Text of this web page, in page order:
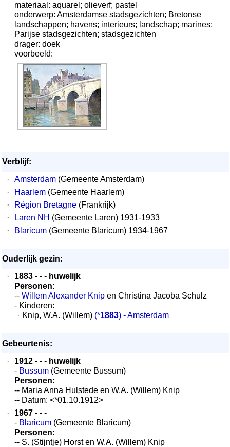
materiaal: aquarel; olieverf; pastel
onderwerp: Amsterdamse stadsgezichten; Bretonse
landschappen; havens; interieurs; landschap; marines;
Parijse stadsgezichten; stadsgezichten
drager: doek
voorbeeld:
Verblijf:
·
Amsterdam (Gemeente Amsterdam)
·
Haarlem (Gemeente Haarlem)
·
Région Bretagne (Frankrijk)
·
Laren NH (Gemeente Laren) 1931-1933
·
Blaricum (Gemeente Blaricum) 1934-1967
Ouderlijk gezin:
·
1883 - - - huwelijk
Personen:
-- Willem Alexander Knip en Christina Jacoba Schulz
- Kinderen:
· Knip, W.A. (Willem) (*1883) - Amsterdam
Gebeurtenis:
·
1912 - - - huwelijk
- Bussum (Gemeente Bussum)
Personen:
-- Maria Anna Hulstede en W.A. (Willem) Knip
-- Datum: <*01.10.1912>
·
1967 - - -
- Blaricum (Gemeente Blaricum)
Personen:
-- S. (Stijntje) Horst en W.A. (Willem) Knip